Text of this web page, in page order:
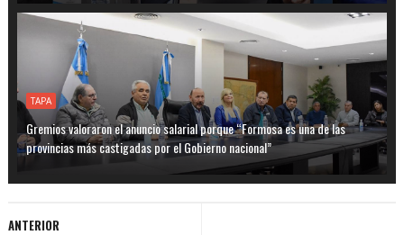
TAPA
Gremios valoraron el anuncio salarial porque “Formosa es una de las
provincias más castigadas por el Gobierno nacional”
ANTERIOR